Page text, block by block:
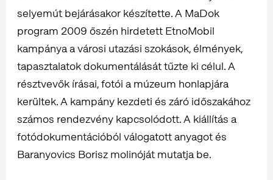
selyemút bejárásakor készítette. A MaDok
program 2009 őszén hirdetett EtnoMobil
kampánya a városi utazási szokások, élmények,
tapasztalatok dokumentálását tűzte ki célul. A
résztvevők írásai, fotói a múzeum honlapjára
kerültek. A kampány kezdeti és záró időszakához
számos rendezvény kapcsolódott. A kiállítás a
fotódokumentációból válogatott anyagot és
Baranyovics Borisz molinóját mutatja be.